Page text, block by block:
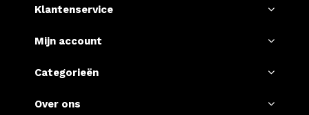
Klantenservice
Mijn account
Categorieën
Over ons